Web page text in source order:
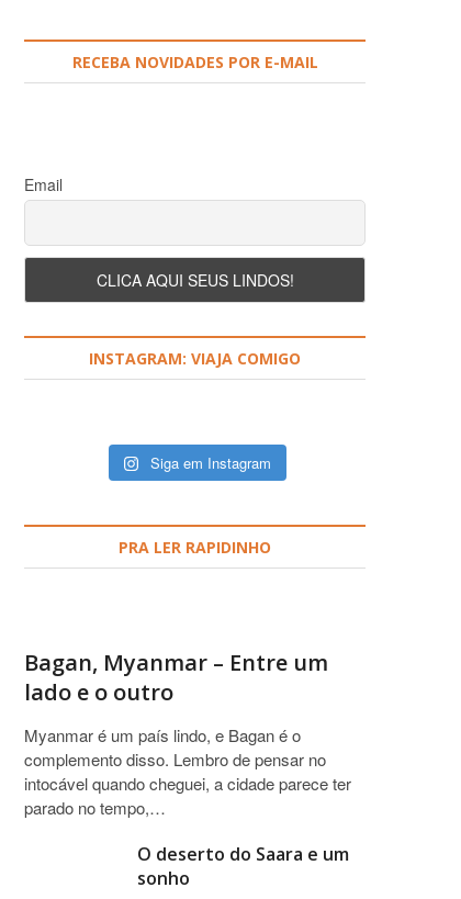
RECEBA NOVIDADES POR E-MAIL
Email
INSTAGRAM: VIAJA COMIGO
Siga em Instagram
PRA LER RAPIDINHO
Bagan, Myanmar – Entre um
lado e o outro
Myanmar é um país lindo, e Bagan é o
complemento disso. Lembro de pensar no
intocável quando cheguei, a cidade parece ter
parado no tempo,…
O deserto do Saara e um
sonho